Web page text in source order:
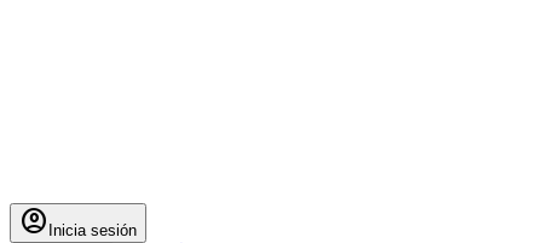
account_circle Inicia sesión